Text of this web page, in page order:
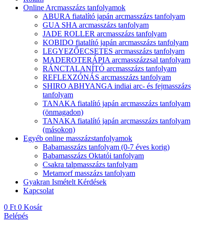
Online Arcmasszázs tanfolyamok
ABURA fiatalító japán arcmasszázs tanfolyam
GUA SHA arcmasszázs tanfolyam
JADE ROLLER arcmasszázs tanfolyam
KOBIDO fiatalító japán arcmasszázs tanfolyam
LEGYEZŐECSETES arcmasszázs tanfolyam
MADEROTERÁPIA arcmasszázzsal tanfolyam
RÁNCTALANÍTÓ arcmasszázs tanfolyam
REFLEXZÓNÁS arcmasszázs tanfolyam
SHIRO ABHYANGA indiai arc- és fejmasszázs
tanfolyam
TANAKA fiatalító japán arcmasszázs tanfolyam
(önmagadon)
TANAKA fiatalító japán arcmasszázs tanfolyam
(másokon)
Egyéb online masszázstanfolyamok
Babamasszázs tanfolyam (0-7 éves korig)
Babamasszázs Oktatói tanfolyam
Csakra talpmasszázs tanfolyam
Metamorf masszázs tanfolyam
Gyakran Ismételt Kérdések
Kapcsolat
0 Ft 0 Kosár
Belépés